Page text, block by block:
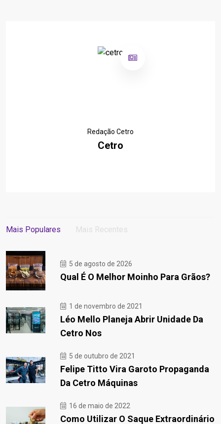
Redação Cetro
Cetro
Mais Populares Mais Recentes
5 de agosto de 2026
Qual É O Melhor Moinho Para Grãos?
1 de novembro de 2021
Léo Mello Planeja Abrir Unidade Da
Cetro Nos
5 de outubro de 2021
Felipe Titto Vira Garoto Propaganda
Da Cetro Máquinas
16 de maio de 2022
Como Utilizar O Saque Extraordinário